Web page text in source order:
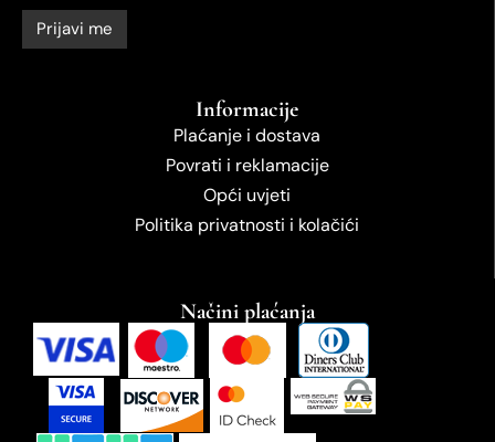
Informacije
Plaćanje i dostava
Povrati i reklamacije
Opći uvjeti
Politika privatnosti i kolačići
Načini plaćanja